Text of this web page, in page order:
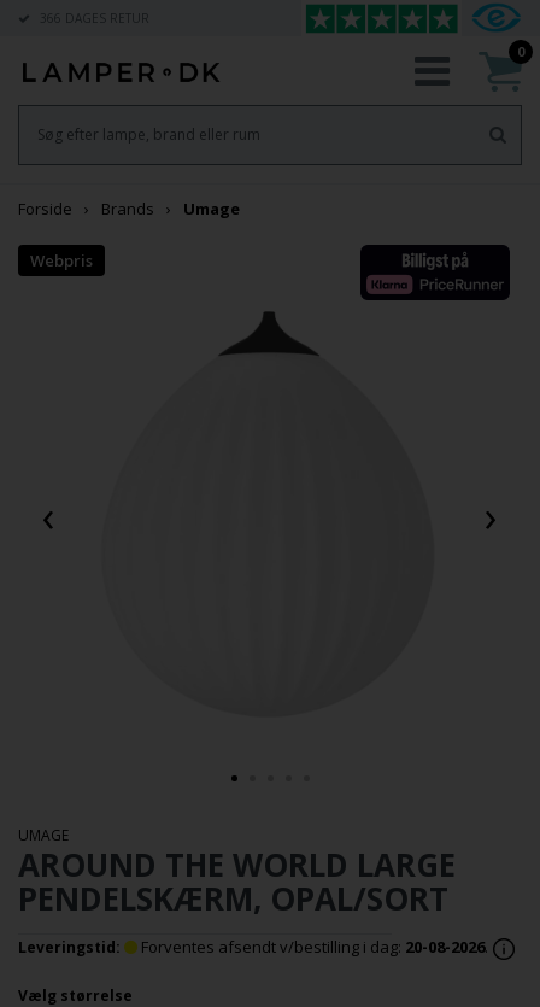
366 DAGES RETUR
0
Forside Brands Umage
‹ ›
UMAGE
AROUND THE WORLD LARGE
PENDELSKÆRM, OPAL/SORT
Leveringstid: Forventes afsendt v/bestilling i dag: 20-08-2026.
Vælg størrelse